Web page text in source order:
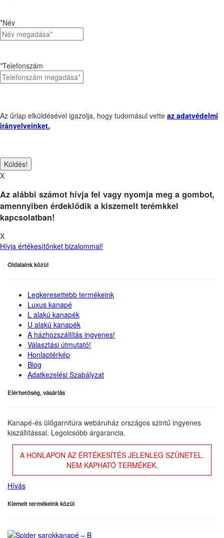
*Név
*Telefonszám
Az űrlap elküldésével igazolja, hogy tudomásul vette az adatvédelmi
irányelveinket.
X
Az alábbi számot hívja fel vagy nyomja meg a gombot,
amennyiben érdeklődik a kiszemelt terémkkel
kapcsolatban!
X
Hívja értékesítőnket bizalommal!
Oldalaink közül
Legkeresettebb termékeink
Luxus kanapé
L alakú kanapék
U alakú kanapék
A házhozszállítás ingyenes!
Választási útmutató!
Honlaptérkép
Blog
Adatkezelési Szabályzat
Elérhetőség, vásárlás
Kanapé-és ülőgarnitúra webáruház országos szintű ingyenes
kiszállítással. Legolcsóbb árgarancia.
A HONLAPON AZ ÉRTÉKESÍTÉS JELENLEG SZÜNETEL.
NEM KAPHATÓ TERMÉKEK.
Hívás
Kiemelt termékeink közül